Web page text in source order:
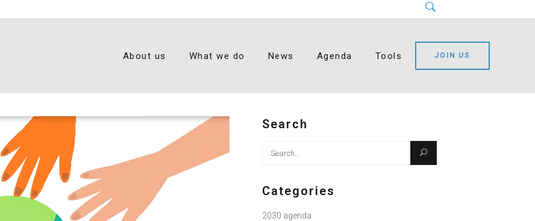
About us What we do News Agenda Tools JOIN US
Search
Categories
2030 agenda